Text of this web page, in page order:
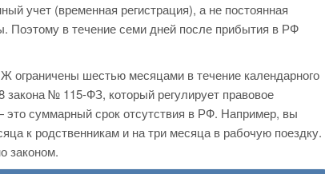
учет (временная регистрация), а не постоянная
Поэтому в течение семи дней после прибытия в РФ
шестью месяцами в течение календарного
закона № 115-ФЗ, который регулирует правовое
суммарный срок отсутствия в РФ. Например, вы
к родственникам и на три месяца в рабочую поездку.
законом.